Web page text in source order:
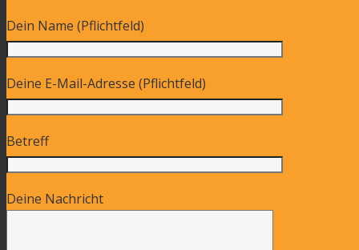
Dein Name (Pflichtfeld)
Deine E-Mail-Adresse (Pflichtfeld)
Betreff
Deine Nachricht